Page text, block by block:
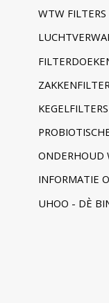
WTW FILTERS
ONDERHOUD
INFORMATIE
UHOO - DÈ